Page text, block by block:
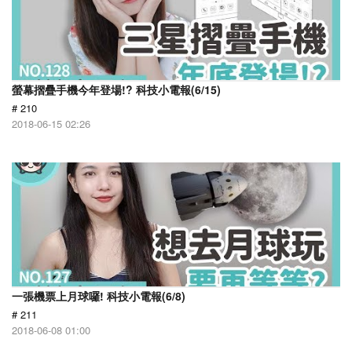
螢幕摺疊手機今年登場!? 科技小電報(6/15)
# 210
2018-06-15 02:26
一張機票上月球囉! 科技小電報(6/8)
# 211
2018-06-08 01:00